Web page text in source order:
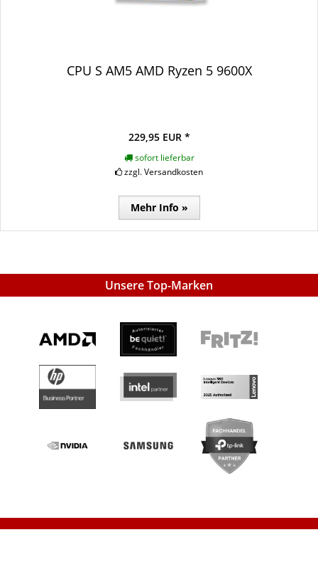
CPU S AM5 AMD Ryzen 5 9600X
229,95 EUR *
sofort lieferbar
zzgl. Versandkosten
Mehr Info »
Unsere Top-Marken